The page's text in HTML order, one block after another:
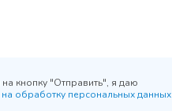
кнопку "Отправить", я даю
на обработку персональных данных